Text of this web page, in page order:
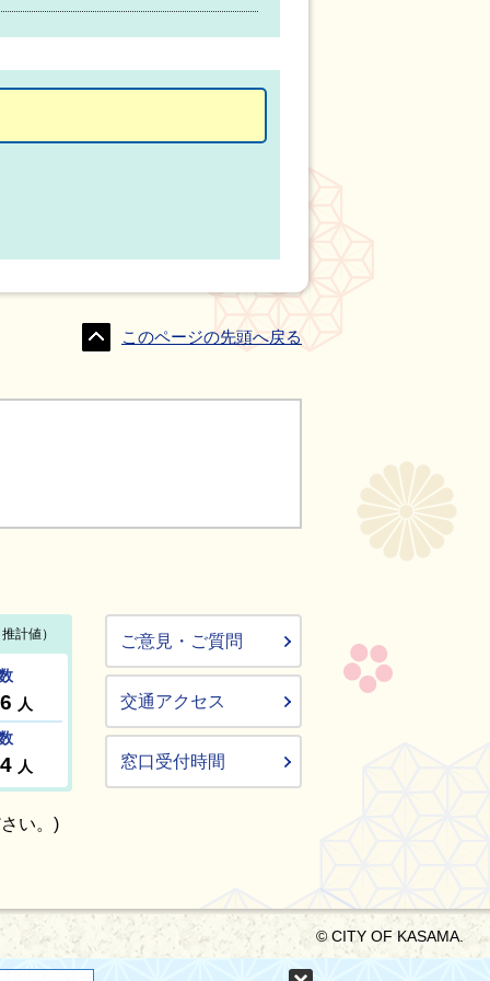
このページの先頭へ戻る
い。)
ご意見・ご質問
交通アクセス
窓口受付時間
© CITY OF KASAMA.